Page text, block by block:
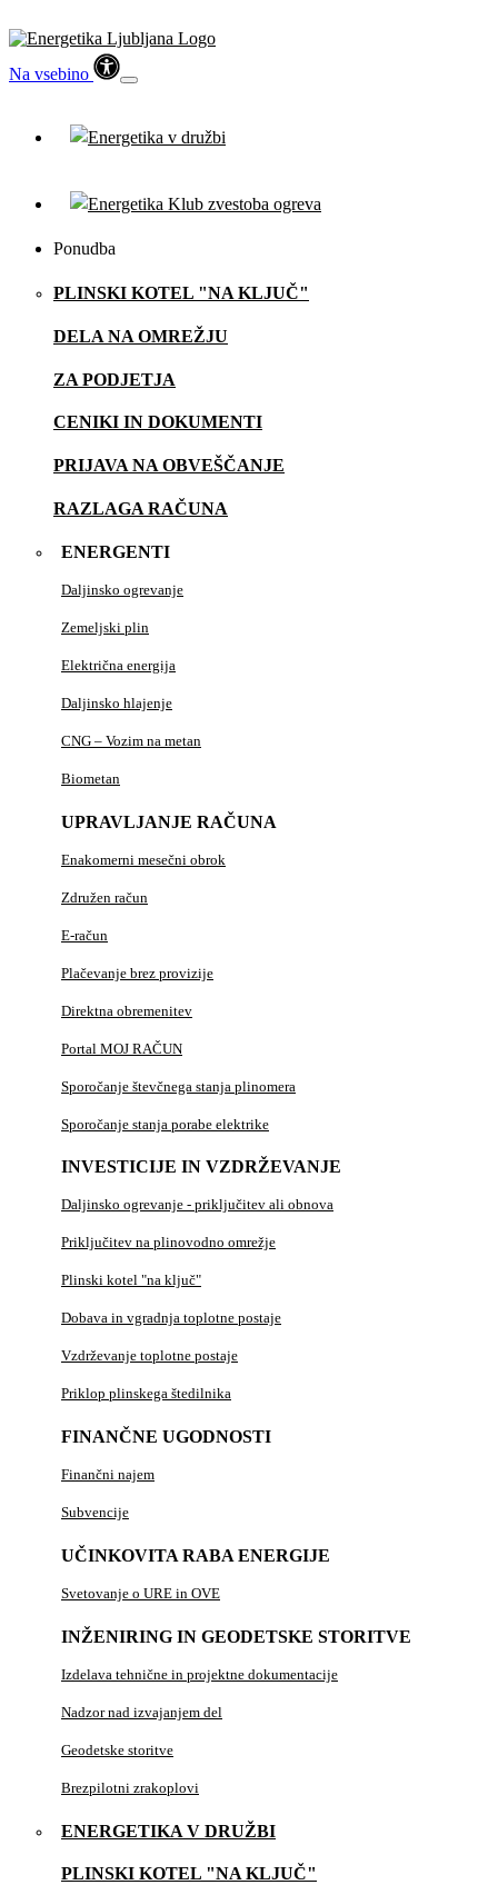
Na vsebino
Ponudba
PLINSKI KOTEL "NA KLJUČ"
DELA NA OMREŽJU
ZA PODJETJA
CENIKI IN DOKUMENTI
PRIJAVA NA OBVEŠČANJE
RAZLAGA RAČUNA
ENERGENTI
Daljinsko ogrevanje
Zemeljski plin
Električna energija
Daljinsko hlajenje
CNG – Vozim na metan
Biometan
UPRAVLJANJE RAČUNA
Enakomerni mesečni obrok
Združen račun
E-račun
Plačevanje brez provizije
Direktna obremenitev
Portal MOJ RAČUN
Sporočanje števčnega stanja plinomera
Sporočanje stanja porabe elektrike
INVESTICIJE IN VZDRŽEVANJE
Daljinsko ogrevanje - priključitev ali obnova
Priključitev na plinovodno omrežje
Plinski kotel "na ključ"
Dobava in vgradnja toplotne postaje
Vzdrževanje toplotne postaje
Priklop plinskega štedilnika
FINANČNE UGODNOSTI
Finančni najem
Subvencije
UČINKOVITA RABA ENERGIJE
Svetovanje o URE in OVE
INŽENIRING IN GEODETSKE STORITVE
Izdelava tehnične in projektne dokumentacije
Nadzor nad izvajanjem del
Geodetske storitve
Brezpilotni zrakoplovi
ENERGETIKA V DRUŽBI
PLINSKI KOTEL "NA KLJUČ"